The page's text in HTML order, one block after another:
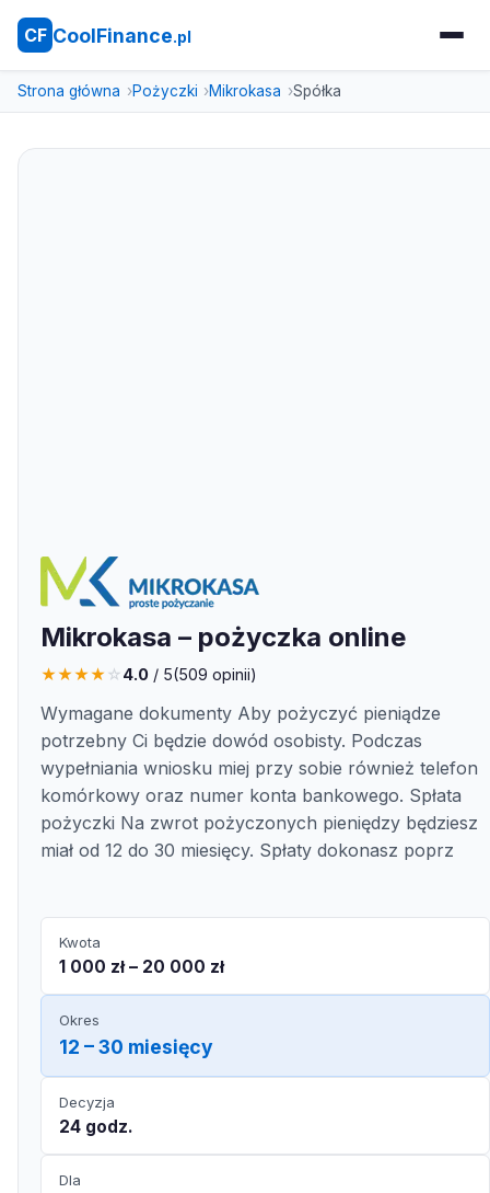
CF CoolFinance.pl
Strona główna Pożyczki Mikrokasa Spółka
Mikrokasa – pożyczka online
★★★★☆4.0 / 5(509 opinii)
Wymagane dokumenty Aby pożyczyć pieniądze
potrzebny Ci będzie dowód osobisty. Podczas
wypełniania wniosku miej przy sobie również telefon
komórkowy oraz numer konta bankowego. Spłata
pożyczki Na zwrot pożyczonych pieniędzy będziesz
miał od 12 do 30 miesięcy. Spłaty dokonasz poprz
Kwota
1 000 zł – 20 000 zł
Okres
12 – 30 miesięcy
Decyzja
24 godz.
Dla